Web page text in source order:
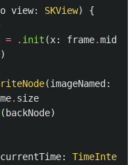
view: SKView)
{
= . init (x: frame.midX
)
(imageNamed :
. size
( backNode)
currentTime:
TimeInterval